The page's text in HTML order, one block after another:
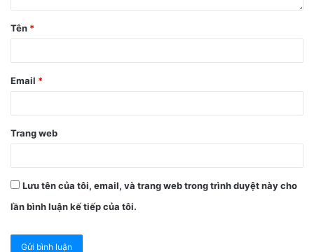
Tên *
Email *
Trang web
Lưu tên của tôi, email, và trang web trong trình duyệt này cho
lần bình luận kế tiếp của tôi.